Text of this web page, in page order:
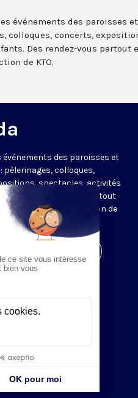
événements des paroisses
colloques, concerts,
Des rendez-vous partout
de KTO.
événements des paroisses et
pèlerinages, colloques,
spectacles, activités
Des rendez-vous partout
par la rédaction de